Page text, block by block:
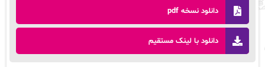
دانلود نسخه pdf
دانلود با لینک مستقیم